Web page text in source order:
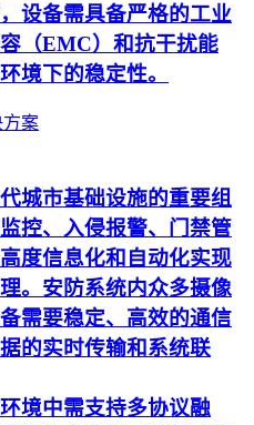
设备需具备严格的工业
（EMC）和抗干扰能
境下的稳定性。
案
城市基础设施的重要组
控、入侵报警、门禁管
度信息化和自动化实现
。安防系统内众多摄像
需要稳定、高效的通信
的实时传输和系统联
境中需支持多协议融